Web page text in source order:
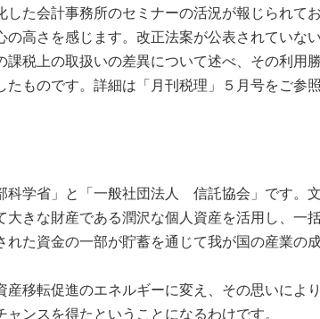
た会計事務所のセミナーの活況が報じられて
高さを感じます。改正法案が公表されていな
課税上の取扱いの差異について述べ、その利
ものです。詳細は「月刊税理」５月号をご参照
学省」と「一般社団法人 信託協会」です。
きな財産である潤沢な個人資産を活用し、一
た資金の一部が貯蓄を通じて我が国の産業の
移転促進のエネルギーに変え、その思いによ
ンスを得たということになるわけです。